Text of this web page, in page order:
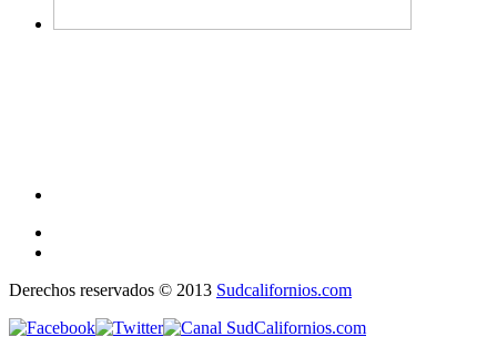
Derechos reservados © 2013 Sudcalifornios.com